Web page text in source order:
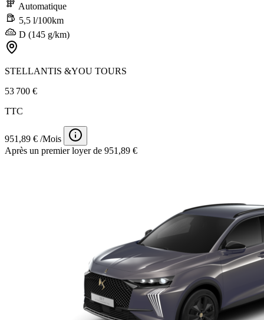
Automatique
5,5 l/100km
D (145 g/km)
STELLANTIS &YOU TOURS
53 700 €
TTC
951,89 € /Mois
Après un premier loyer de 951,89 €